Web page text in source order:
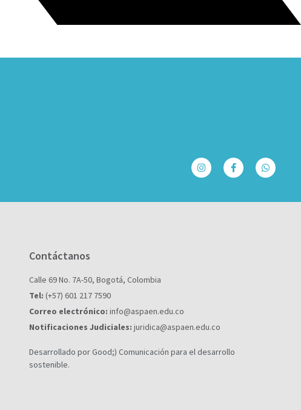
Contáctanos
Calle 69 No. 7A-50, Bogotá, Colombia
Tel: (+57) 601 217 7590
Correo electrónico: info@aspaen.edu.co
Notificaciones Judiciales: juridica@aspaen.edu.co
Desarrollado por Good;) Comunicación para el desarrollo
sostenible.